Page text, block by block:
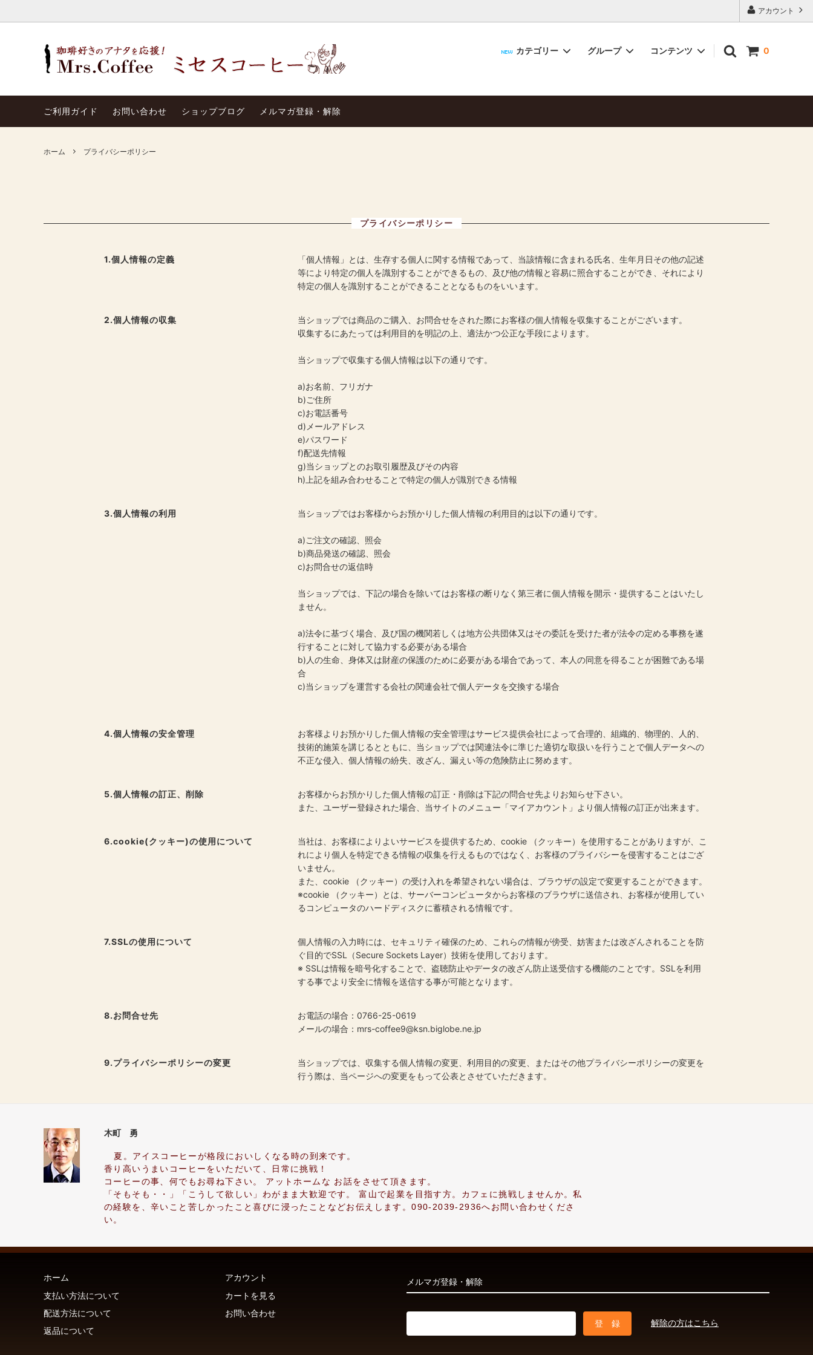
アカウント
0
カテゴリー
業務店コーヒー 生 豆
グループ コンテンツ
一徹の焙煎士の講義 マガジン＆ＳＮＳ
ご利用ガイド お問い合わせ ショップブログ メルマガ登録・解除
ホーム プライバシーポリシー
プライバシーポリシー
1.個人情報の定義
「個人情報」とは、生存する個人に関する情報であって、当該情報に含まれる氏名、生年月日その他の記述
等により特定の個人を識別することができるもの、及び他の情報と容易に照合することができ、それにより
特定の個人を識別することができることとなるものをいいます。
2.個人情報の収集
当ショップでは商品のご購入、お問合せをされた際にお客様の個人情報を収集することがございます。
収集するにあたっては利用目的を明記の上、適法かつ公正な手段によります。
当ショップで収集する個人情報は以下の通りです。
a)お名前、フリガナ
b)ご住所
c)お電話番号
d)メールアドレス
e)パスワード
f)配送先情報
g)当ショップとのお取引履歴及びその内容
h)上記を組み合わせることで特定の個人が識別できる情報
3.個人情報の利用 当ショップではお客様からお預かりした個人情報の利用目的は以下の通りです。
a)ご注文の確認、照会
b)商品発送の確認、照会
c)お問合せの返信時
当ショップでは、下記の場合を除いてはお客様の断りなく第三者に個人情報を開示・提供することはいたし
ません。
a)法令に基づく場合、及び国の機関若しくは地方公共団体又はその委託を受けた者が法令の定める事務を遂
行することに対して協力する必要がある場合
b)人の生命、身体又は財産の保護のために必要がある場合であって、本人の同意を得ることが困難である場
合
c)当ショップを運営する会社の関連会社で個人データを交換する場合
4.個人情報の安全管理
お客様よりお預かりした個人情報の安全管理はサービス提供会社によって合理的、組織的、物理的、人的、
技術的施策を講じるとともに、当ショップでは関連法令に準じた適切な取扱いを行うことで個人データへの
不正な侵入、個人情報の紛失、改ざん、漏えい等の危険防止に努めます。
5.個人情報の訂正、削除
お客様からお預かりした個人情報の訂正・削除は下記の問合せ先よりお知らせ下さい。
また、ユーザー登録された場合、当サイトのメニュー「マイアカウント」より個人情報の訂正が出来ます。
6.cookie(クッキー)の使用について
当社は、お客様によりよいサービスを提供するため、cookie （クッキー）を使用することがありますが、こ
れにより個人を特定できる情報の収集を行えるものではなく、お客様のプライバシーを侵害することはござ
いません。
また、cookie （クッキー）の受け入れを希望されない場合は、ブラウザの設定で変更することができます。
※cookie （クッキー）とは、サーバーコンピュータからお客様のブラウザに送信され、お客様が使用してい
るコンピュータのハードディスクに蓄積される情報です。
7.SSLの使用について
個人情報の入力時には、セキュリティ確保のため、これらの情報が傍受、妨害または改ざんされることを防
ぐ目的でSSL（Secure Sockets Layer）技術を使用しております。
※ SSLは情報を暗号化することで、盗聴防止やデータの改ざん防止送受信する機能のことです。SSLを利用
する事でより安全に情報を送信する事が可能となります。
8.お問合せ先
お電話の場合：0766-25-0619
メールの場合：mrs-coffee9@ksn.biglobe.ne.jp
9.プライバシーポリシーの変更
当ショップでは、収集する個人情報の変更、利用目的の変更、またはその他プライバシーポリシーの変更を
行う際は、当ページへの変更をもって公表とさせていただきます。
木町 勇
夏。アイスコーヒーが格段においしくなる時の到来です。
香り高いうまいコーヒーをいただいて、日常に挑戦！
コーヒーの事、何でもお尋ね下さい。 アットホームな お話をさせて頂きます。
「そもそも・・」「こうして欲しい」わがまま大歓迎です。 富山で起業を目指す方。カフェに挑戦しませんか。私
の経験を、辛いこと苦しかったこと喜びに浸ったことなどお伝えします。090-2039-2936へお問い合わせくださ
い。
メルマガ登録・解除
解除の方はこちら
ホーム
支払い方法について
配送方法について
返品について
アカウント
カートを見る
お問い合わせ